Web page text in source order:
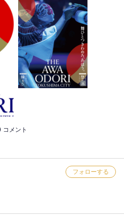
コメント
フォローする